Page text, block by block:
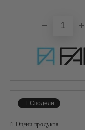
Сподели
Оцени продукта